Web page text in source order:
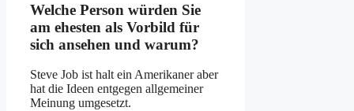
Welche Person würden Sie
am ehesten als Vorbild für
sich ansehen und warum?
Steve Job ist halt ein Amerikaner aber
hat die Ideen entgegen allgemeiner
Meinung umgesetzt.